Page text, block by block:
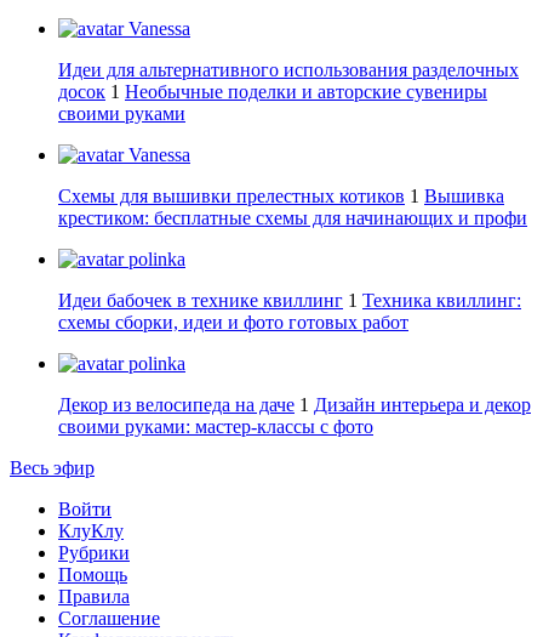
Vanessa
Идеи для альтернативного использования разделочных
досок 1 Необычные поделки и авторские сувениры
своими руками
Vanessa
Схемы для вышивки прелестных котиков 1 Вышивка
крестиком: бесплатные схемы для начинающих и профи
polinka
Идеи бабочек в технике квиллинг 1 Техника квиллинг:
схемы сборки, идеи и фото готовых работ
polinka
Декор из велосипеда на даче 1 Дизайн интерьера и декор
своими руками: мастер-классы с фото
Весь эфир
Войти
КлуКлу
Рубрики
Помощь
Правила
Соглашение